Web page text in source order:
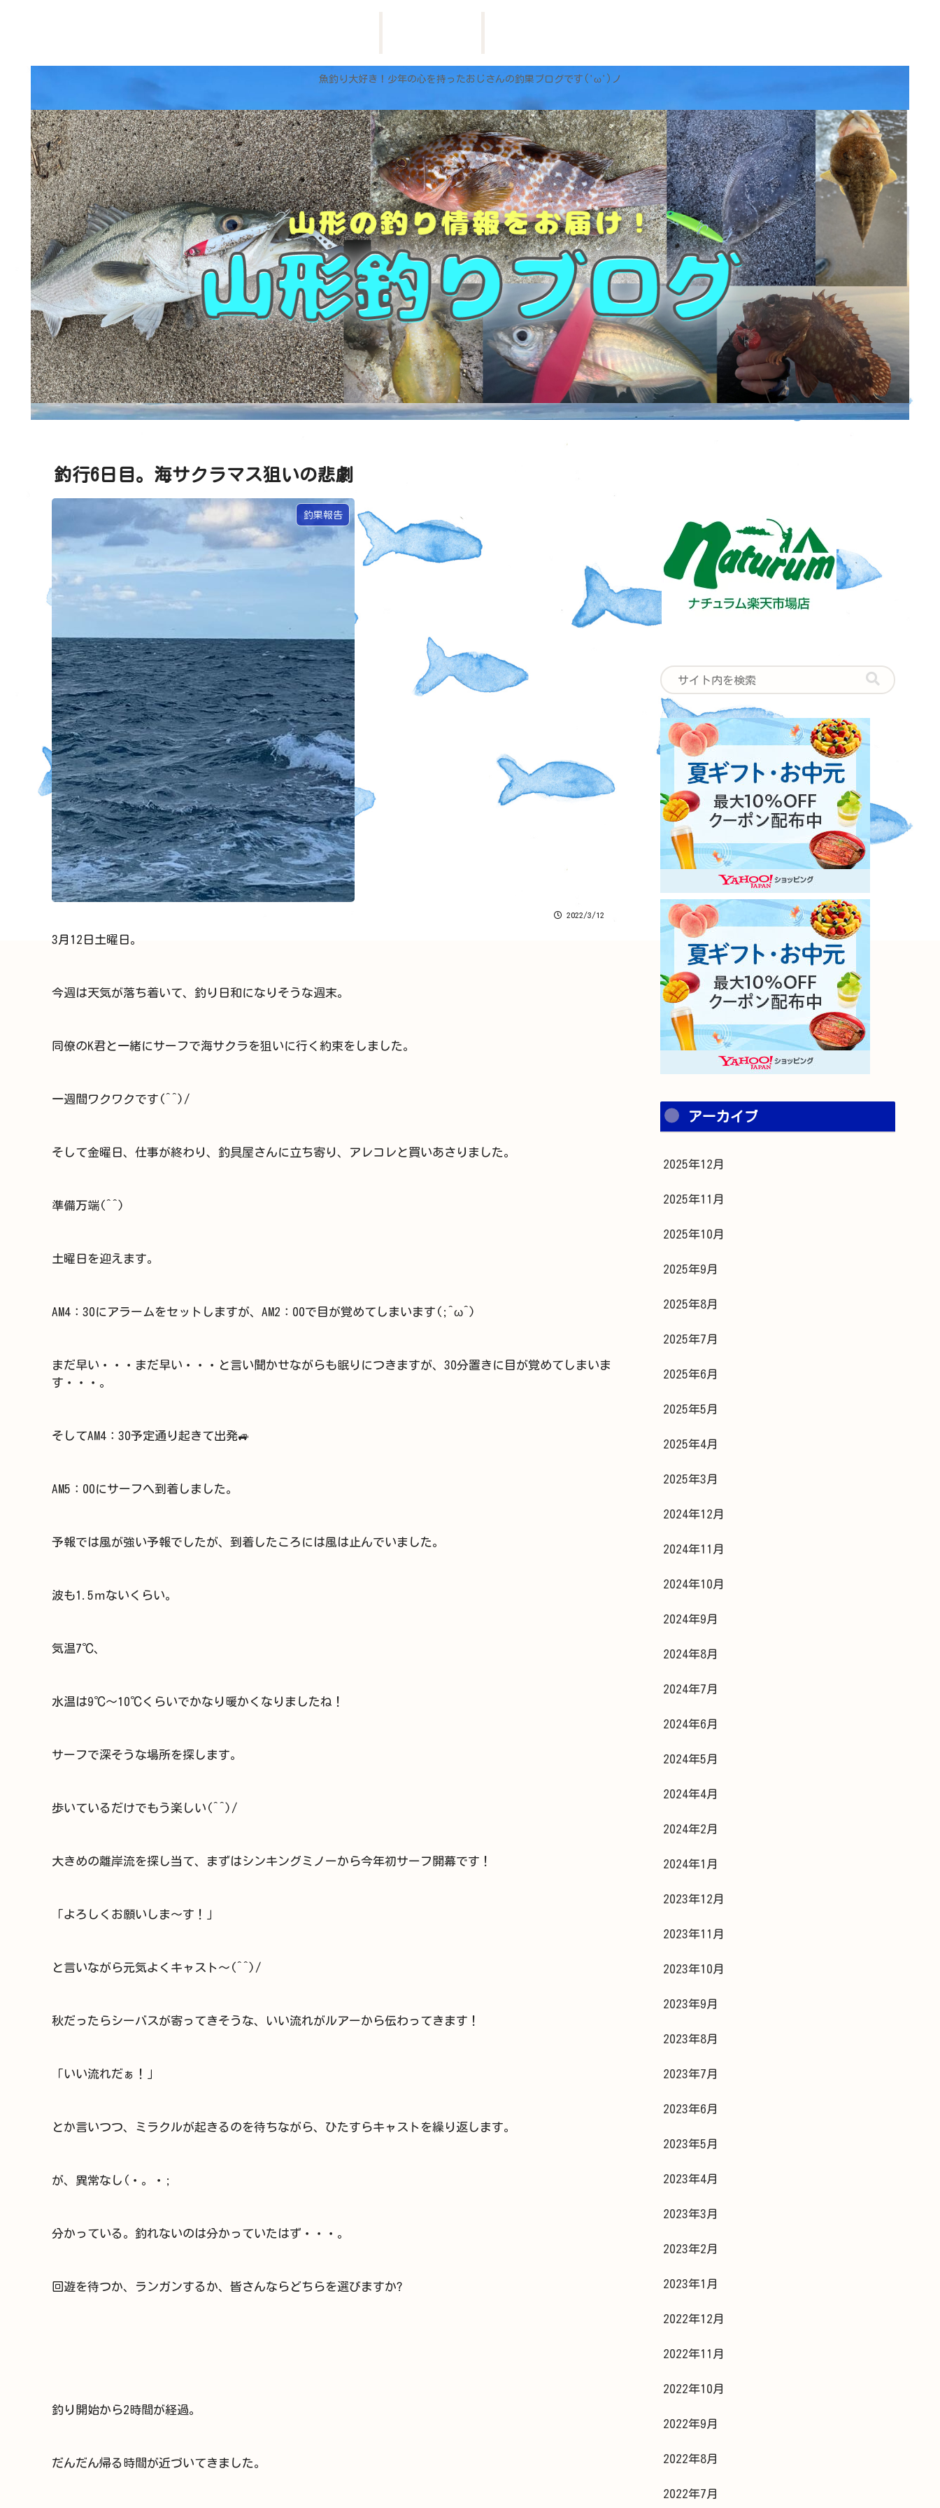
魚釣り大好き！少年の心を持ったおじさんの釣果ブログです('ω')ノ
釣行6日目。海サクラマス狙いの悲劇
釣果報告
2022/3/12
3月12日土曜日。
今週は天気が落ち着いて、釣り日和になりそうな週末。
同僚のK君と一緒にサーフで海サクラを狙いに行く約束をしました。
一週間ワクワクです(^^)/
そして金曜日、仕事が終わり、釣具屋さんに立ち寄り、アレコレと買いあさりました。
準備万端(^^)
土曜日を迎えます。
AM4：30にアラームをセットしますが、AM2：00で目が覚めてしまいます(;^ω^)
まだ早い・・・まだ早い・・・と言い聞かせながらも眠りにつきますが、30分置きに目が覚めてしまいま
す・・・。
そしてAM4：30予定通り起きて出発🚙
AM5：00にサーフへ到着しました。
予報では風が強い予報でしたが、到着したころには風は止んでいました。
波も1.5ｍないくらい。
気温7℃、
水温は9℃～10℃くらいでかなり暖かくなりましたね！
サーフで深そうな場所を探します。
歩いているだけでもう楽しい(^^)/
大きめの離岸流を探し当て、まずはシンキングミノーから今年初サーフ開幕です！
「よろしくお願いしま～す！」
と言いながら元気よくキャスト～(^^)/
秋だったらシーバスが寄ってきそうな、いい流れがルアーから伝わってきます！
「いい流れだぁ！」
とか言いつつ、ミラクルが起きるのを待ちながら、ひたすらキャストを繰り返します。
が、異常なし(・。・;
分かっている。釣れないのは分かっていたはず・・・。
回遊を待つか、ランガンするか、皆さんならどちらを選びますか?
釣り開始から2時間が経過。
だんだん帰る時間が近づいてきました。
アーカイブ
2025年12月
2025年11月
2025年10月
2025年9月
2025年8月
2025年7月
2025年6月
2025年5月
2025年4月
2025年3月
2024年12月
2024年11月
2024年10月
2024年9月
2024年8月
2024年7月
2024年6月
2024年5月
2024年4月
2024年2月
2024年1月
2023年12月
2023年11月
2023年10月
2023年9月
2023年8月
2023年7月
2023年6月
2023年5月
2023年4月
2023年3月
2023年2月
2023年1月
2022年12月
2022年11月
2022年10月
2022年9月
2022年8月
2022年7月